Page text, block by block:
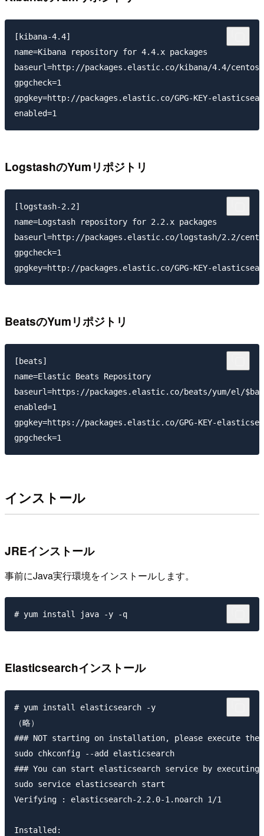
[kibana-4.4]
name=Kibana repository for 4.4.x packages
baseurl=http://packages.elastic.co/kibana/4.4/centos
gpgcheck=1
gpgkey=http://packages.elastic.co/GPG-KEY-
LogstashのYumリポジトリ
[logstash-2.2]
name=Logstash repository for 2.2.x packages
baseurl=http://packages.elastic.co/logstash/2.2/
gpgcheck=1
BeatsのYumリポジトリ
[beats]
name=Elastic Beats Repository
baseurl=https://packages.elastic.co/beats/yum/el/
enabled=1
gpgkey=https://packages.elastic.co/GPG-KEY-
インストール
JREインストール
事前にJava実行環境をインストールします。
Elasticsearchインストール
# yum install elasticsearch -y
（略）
### NOT starting on installation, please execute
sudo chkconfig --add elasticsearch
### You can start elasticsearch service by executing
sudo service elasticsearch start
Verifying : elasticsearch-2.2.0-1.noarch 1/1
Installed: